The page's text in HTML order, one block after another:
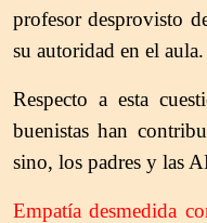
profesor desprovisto
su autoridad en el aula.
Respecto a esta
buenistas han
sino, los padres y las
Empatía desmedida